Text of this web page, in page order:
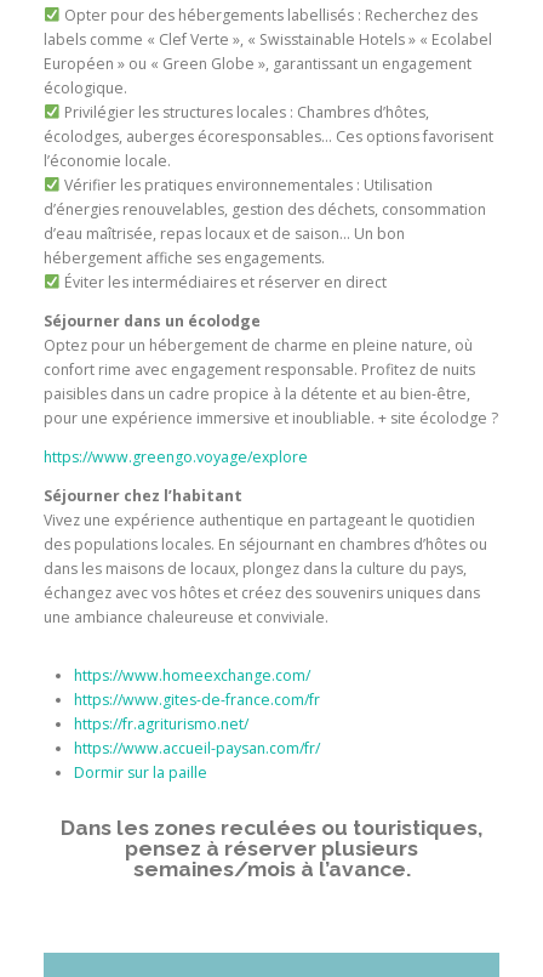
Opter pour des hébergements labellisés : Recherchez des
labels comme « Clef Verte », « Swisstainable Hotels » « Ecolabel
Européen » ou « Green Globe », garantissant un engagement
écologique.
Privilégier les structures locales : Chambres d’hôtes,
écolodges, auberges écoresponsables… Ces options favorisent
l’économie locale.
Vérifier les pratiques environnementales : Utilisation
d’énergies renouvelables, gestion des déchets, consommation
d’eau maîtrisée, repas locaux et de saison… Un bon
hébergement affiche ses engagements.
Éviter les intermédiaires et réserver en direct
Séjourner dans un écolodge
Optez pour un hébergement de charme en pleine nature, où
confort rime avec engagement responsable. Profitez de nuits
paisibles dans un cadre propice à la détente et au bien-être,
pour une expérience immersive et inoubliable. + site écolodge ?
https://www.greengo.voyage/explore
Séjourner chez l’habitant
Vivez une expérience authentique en partageant le quotidien
des populations locales. En séjournant en chambres d’hôtes ou
dans les maisons de locaux, plongez dans la culture du pays,
échangez avec vos hôtes et créez des souvenirs uniques dans
une ambiance chaleureuse et conviviale.
https://www.homeexchange.com/
https://www.gites-de-france.com/fr
https://fr.agriturismo.net/
https://www.accueil-paysan.com/fr/
Dormir sur la paille
Dans les zones reculées ou touristiques,
pensez à réserver plusieurs
semaines/mois à l’avance.